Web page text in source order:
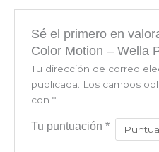
Sé el primero en
Color Motion – Wella
Tu dirección de correo
publicada. Los campos
con *
Tu puntuación *